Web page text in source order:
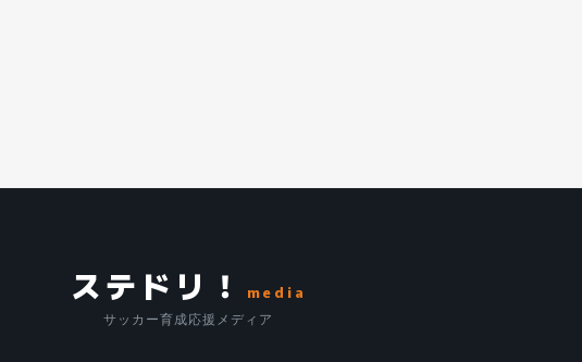
ステドリ！ media
サッカー育成応援メディア